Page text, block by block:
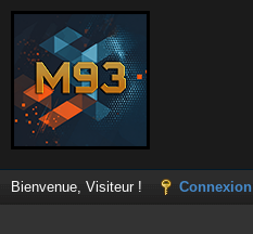
Bienvenue, Visiteur ! Connexion